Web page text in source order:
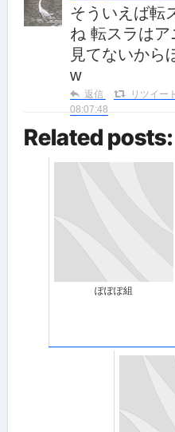
そういえば転スラコラボらしいです
ね 転スラは
見てないから
w
返信 リツイート
08:07:48
Related posts:
ぽぽぽ組